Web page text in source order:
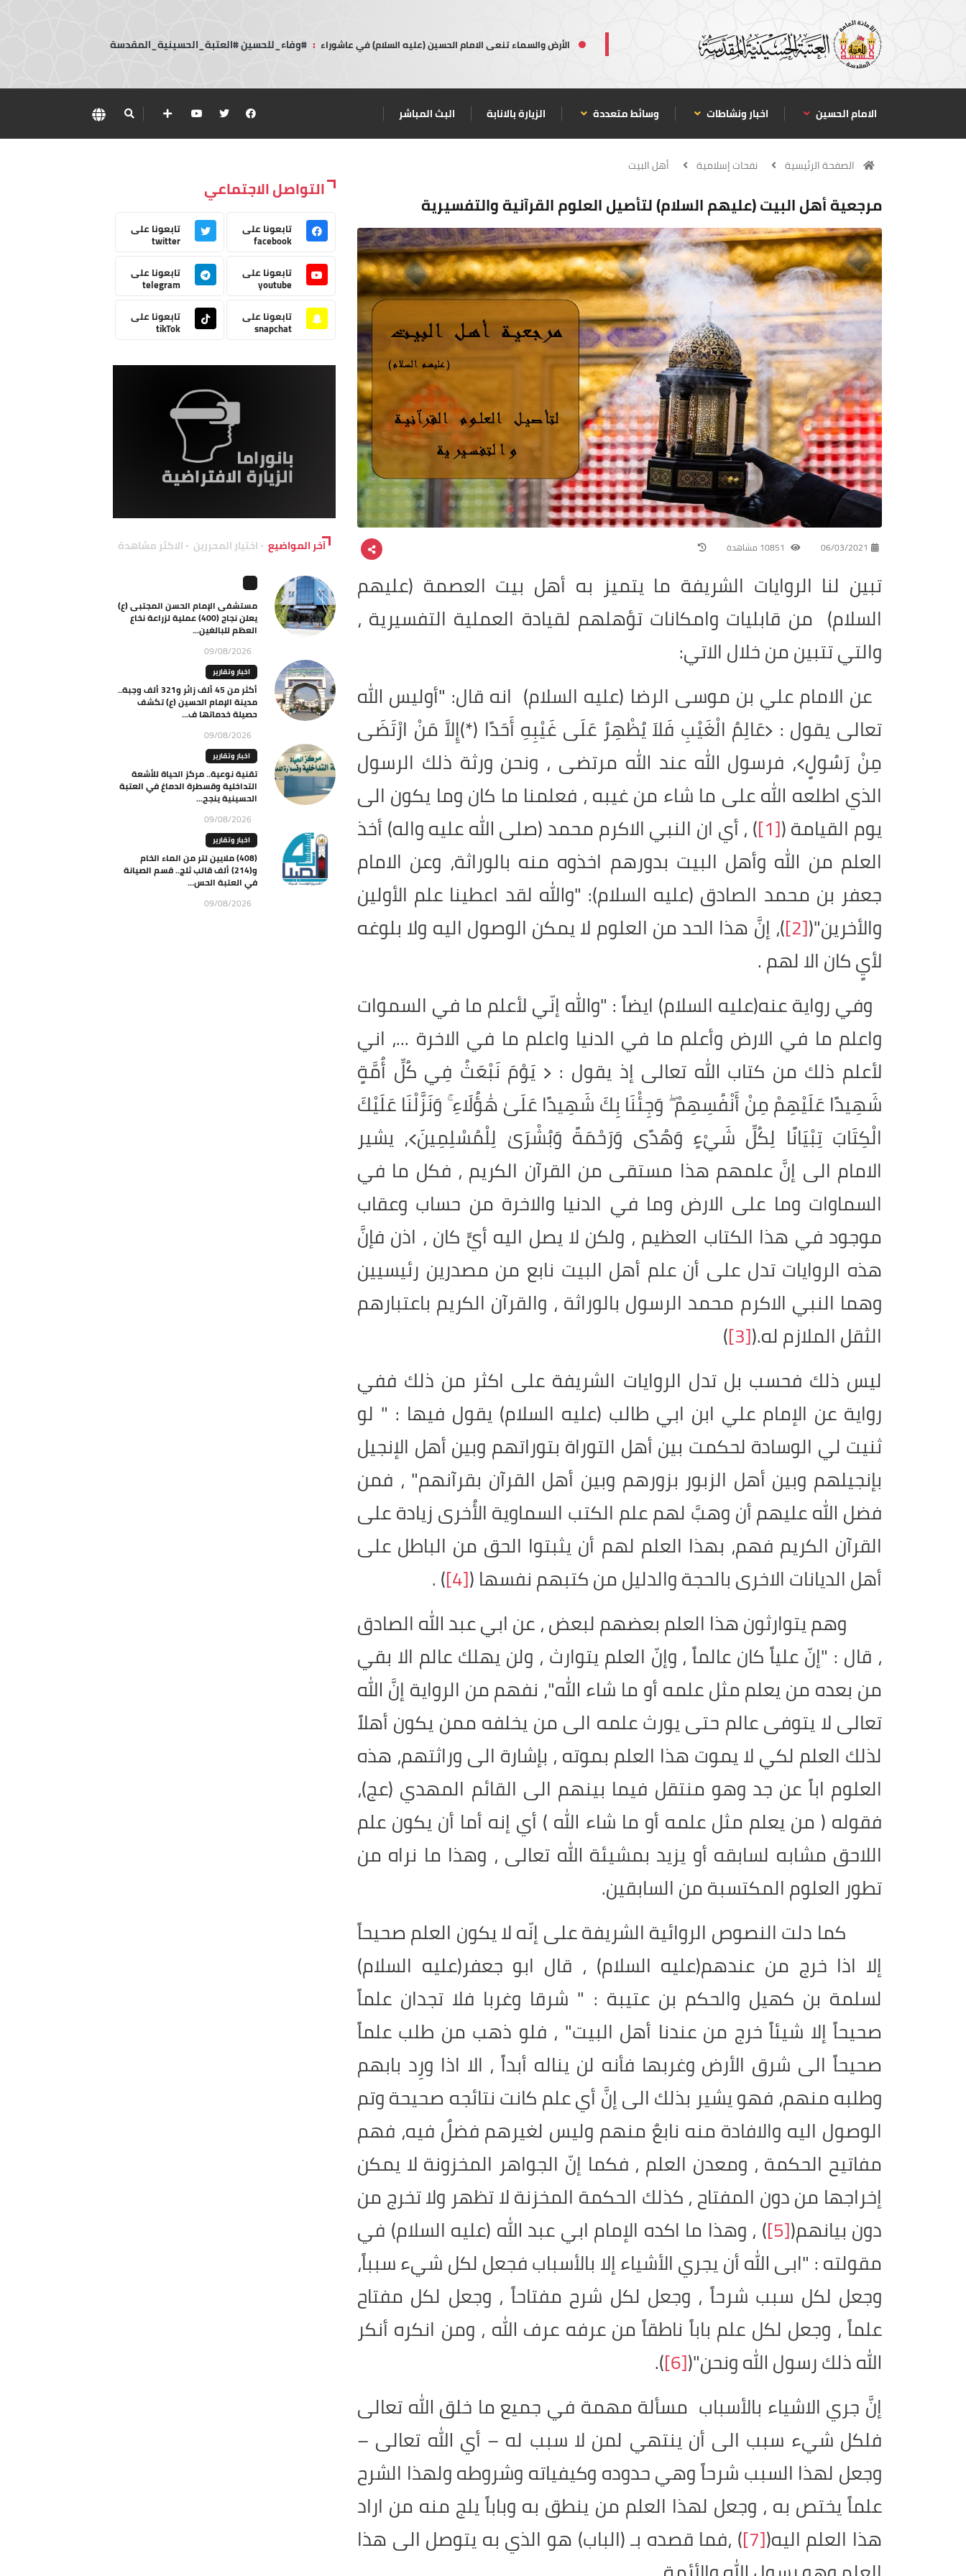
الأرض والسماء تنعى الامام الحسين (عليه السلام) في عاشوراء : #وفاء_للحسين #العتبة_الحسينية_المقدسة
الامام الحسين اخبار ونشاطات وسائط متعددة الزيارة بالانابة البث المباشر
الصفحة الرئيسية نفحات إسلامية أهل البيت
مرجعية أهل البيت (عليهم السلام) لتأصيل العلوم القرآنية والتفسيرية
06/03/2021
تبين لنا الروايات الشريفة ما يتميز به أهل بيت العصمة (عليهم
السلام) من قابليات وامكانات تؤهلهم لقيادة العملية التفسيرية ،
والتي تتبين من خلال الاتي:
عن الامام علي بن موسى الرضا (عليه السلام) انه قال: "أوليس الله
تعالى يقول : ﴿عَالِمُ الْغَيْبِ فَلاَ يُظْهِرُ عَلَى غَيْبِهِ أَحَدًا (*)إِلاَّ مَنْ ارْتَضَى
مِنْ رَسُولٍ﴾، فرسول الله عند الله مرتضى ، ونحن ورثة ذلك الرسول
الذي اطلعه الله على ما شاء من غيبه ، فعلمنا ما كان وما يكون الى
يوم القيامة ([1]) ، أي ان النبي الاكرم محمد (صلى الله عليه واله) أخذ
العلم من الله وأهل البيت بدورهم اخذوه منه بالوراثة، وعن الامام
جعفر بن محمد الصادق (عليه السلام:( "والله لقد اعطينا علم الأولين
والأخرين"([2])، إنَّ هذا الحد من العلوم لا يمكن الوصول اليه ولا بلوغه
لأيٍ كان الا لهم .
وفي رواية عنه(عليه السلام) ايضاً : "والله إنّي لأعلم ما في السموات
واعلم ما في الارض وأعلم ما في الدنيا واعلم ما في الاخرة ...، اني
لأعلم ذلك من كتاب الله تعالى إذ يقول : ﴿ يَوْمَ نَبْعَثُ فِي كُلِّ أُمَّةٍ
شَهِيدًا عَلَيْهِمْ مِنْ أَنْفُسِهِمْ ۖ وَجِئْنَا بِكَ شَهِيدًا عَلَىٰ هَٰؤُلَاءِ ۚ وَنَزَّلْنَا عَلَيْكَ
الْكِتَابَ تِبْيَانًا لِكُلِّ شَيْءٍ وَهُدًى وَرَحْمَةً وَبُشْرَىٰ لِلْمُسْلِمِينَ﴾، يشير
الامام الى إنَّ علمهم هذا مستقى من القرآن الكريم ، فكل ما في
السماوات وما على الارض وما في الدنيا والاخرة من حساب وعقاب
موجود في هذا الكتاب العظيم ، ولكن لا يصل اليه أيٍّ كان ، اذن فإنَّ
هذه الروايات تدل على أن علم أهل البيت نابع من مصدرين رئيسيين
وهما النبي الاكرم محمد الرسول بالوراثة ، والقرآن الكريم باعتبارهم
الثقل الملازم له.
(
[3]
)
ليس ذلك فحسب بل تدل الروايات الشريفة على اكثر من ذلك ففي
رواية عن الإمام علي ابن ابي طالب (عليه السلام) يقول فيها : " لو
ثنيت لي الوسادة لحكمت بين أهل التوراة بتوراتهم وبين أهل الإنجيل
بإنجيلهم وبين أهل الزبور بزورهم وبين أهل القرآن بقرآنهم" ، فمن
فضل الله عليهم أن وهبَّ لهم علم الكتب السماوية الأُخرى زيادة على
القرآن الكريم فهم، بهذا العلم لهم أن يثبتوا الحق من الباطل على
أهل الديانات الاخرى بالحجة والدليل من كتبهم نفسها ([4]
) .
وهم يتوارثون هذا العلم بعضهم لبعض ، عن ابي عبد الله الصادق
، قال : "إنّ علياً كان عالماً ، وإنّ العلم يتوارث ، ولن يهلك عالم الا بقي
من بعده من يعلم مثل علمه أو ما شاء الله"، نفهم من الرواية إنَّ الله
تعالى لا يتوفى عالم حتى يورث علمه الى من يخلفه ممن يكون أهلاً
لذلك العلم لكي لا يموت هذا العلم بموته ، بإشارة الى وراثتهم، هذه
العلوم اباً عن جد وهو منتقل فيما بينهم الى القائم المهدي (عج)،
فقوله ( من يعلم مثل علمه أو ما شاء الله ) أي إنه أما أن يكون علم
اللاحق مشابه لسابقه أو يزيد بمشيئة الله تعالى ، وهذا ما نراه من
تطور العلوم المكتسبة من السابقين.
كما دلت النصوص الروائية الشريفة على إنّه لا يكون العلم صحيحاً
إلا اذا خرج من عندهم(عليه السلام) ، قال ابو جعفر(عليه السلام)
لسلمة بن كهيل والحكم بن عتيبة : " شرقا وغربا فلا تجدان علماً
صحيحاً إلا شيئاً خرج من عندنا أهل البيت" ، فلو ذهب من طلب علماً
صحيحاً الى شرق الأرض وغربها فأنه لن يناله أبداً ، الا اذا ورِد بابهم
وطلبه منهم، فهو يشير بذلك الى إنَّ أي علم كانت نتائجه صحيحة وتم
الوصول اليه والافادة منه نابعٌ منهم وليس لغيرهم فضلٌ فيه، فهم
مفاتيح الحكمة ، ومعدن العلم ، فكما إنّ الجواهر المخزونة لا يمكن
إخراجها من دون المفتاح ، كذلك الحكمة المخزنة لا تظهر ولا تخرج من
دون بيانهم([5]) ، وهذا ما اكده الإمام ابي عبد الله (عليه السلام) في
مقولته : "ابى الله أن يجري الأشياء إلا بالأسباب فجعل لكل شيء سبباً،
وجعل لكل سبب شرحاً ، وجعل لكل شرح مفتاحاً ، وجعل لكل مفتاح
علماً ، وجعل لكل علم باباً ناطقاً من عرفه عرف الله ، ومن انكره أنكر
الله ذلك رسول الله ونحن"([6]
).
إنَّ جري الاشياء بالأسباب مسألة مهمة في جميع ما خلق الله تعالى
فلكل شيء سبب الى أن ينتهي لمن لا سبب له – أي الله تعالى –
وجعل لهذا السبب شرحاً وهي حدوده وكيفياته وشروطه ولهذا الشرح
علماً يختص به ، وجعل لهذا العلم من ينطق به وباباً يلج منه من اراد
هذا العلم اليه([7]) ،فما قصده بـ (الباب) هو الذي به يتوصل الى هذا
التواصل الاجتماعي
تابعونا على
facebook
تابعونا على
twitter
تابعونا على
youtube
تابعونا على
telegram
تابعونا على
snapchat
تابعونا على
tikTok
آخر المواضيع اختيار المحررين الاكثر مشاهدة
مستشفى الإمام الحسن المجتبى (ع)
يعلن نجاح (400) عملية لزراعة نخاع
العظم للبالغين...
09/08/2026
اخبار وتقارير
أكثر من 45 ألف زائر و321 ألف وجبة..
مدينة الإمام الحسين (ع) تكشف
حصيلة خدماتها ف...
09/08/2026
اخبار وتقارير
تقنية نوعية.. مركز الحياة للأشعة
التداخلية وقسطرة الدماغ في العتبة
الحسينية ينجح...
09/08/2026
اخبار وتقارير
(408) ملايين لتر من الماء الخام
و(214) ألف قالب ثلج.. قسم الصيانة
في العتبة الحس...
09/08/2026